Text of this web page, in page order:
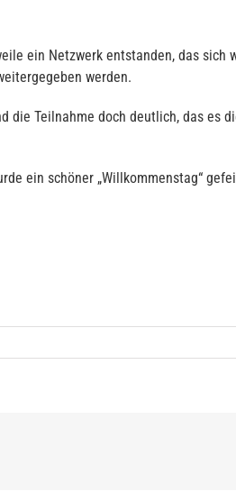
ein Netzwerk entstanden, das sich
werden.
Teilnahme doch deutlich, das es
ein schöner „Willkommenstag“